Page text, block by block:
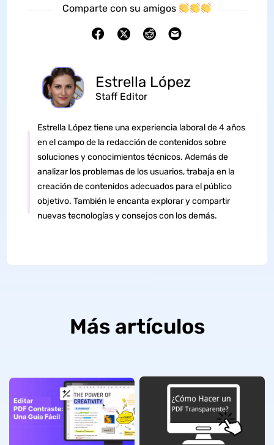
Comparte con su amigos
Estrella López
Staff Editor
Estrella López tiene una experiencia laboral de 4 años
en el campo de la redacción de contenidos sobre
soluciones y conocimientos técnicos. Además de
analizar los problemas de los usuarios, trabaja en la
creación de contenidos adecuados para el público
objetivo. También le encanta explorar y compartir
nuevas tecnologías y consejos con los demás.
Más artículos